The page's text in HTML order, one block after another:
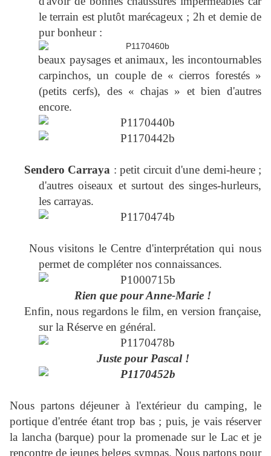
le terrain est plutôt marécageux ; 2h et demie de
pur bonheur :
beaux paysages et animaux, les incontournables
carpinchos, un couple de « cierros forestés »
(petits cerfs), des « chajas » et bien d'autres
encore.
Sendero Carraya : petit circuit d'une demi-heure ;
d'autres oiseaux et surtout des singes-hurleurs,
les carrayas.
Nous visitons le Centre d'interprétation qui nous
permet de compléter nos connaissances.
Rien que pour Anne-Marie !
Enfin, nous regardons le film, en version française,
sur la Réserve en général.
Juste pour Pascal !
Nous partons déjeuner à l'extérieur du camping, le
portique d'entrée étant trop bas ; puis, je vais réserver
la lancha (barque) pour la promenade sur le Lac et je
rencontre de jeunes belges sympas. Nous partons pour